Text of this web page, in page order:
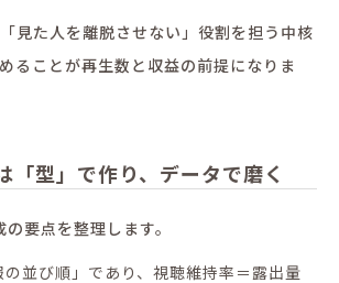
見た人を離脱させない」役割を担う中核
ることが再生数と収益の前提になりま
「型」で作り、データで磨く
要点を整理します。
並び順」であり、視聴維持率＝露出量